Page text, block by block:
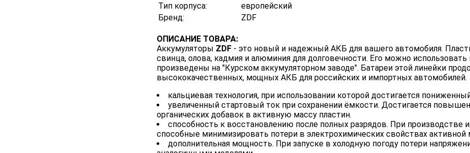
Тип корпуса:
европейский
Бренд:
ZDF
ОПИСАНИЕ ТОВАРА:
Аккумуляторы ZDF - это новый и надежный АКБ для вашего автомобиля.
свинца, олова, кадмия и алюминия для долговечности. Его можно
произведены на "Курском аккумуляторном заводе". Батареи этой линейки
высококачественных, мощных АКБ для российских и импортных автомобилей.
кальциевая технология, при использовании которой достигается
увеличенный стартовый ток при сохранении ёмкости. Достигается
органических добавок в активную массу пластин.
способность к восстановлению после полных разрядов. При производстве
способные минимизировать потери в электрохимических свойствах активной
дополнительная мощность. При запуске в холодную погоду потери